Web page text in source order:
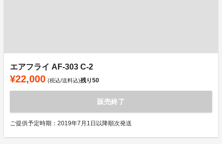
エアフライ AF-303 C-2
¥22,000 (税込/送料込)残り50
販売終了
ご提供予定時期：2019年7月1日以降順次発送